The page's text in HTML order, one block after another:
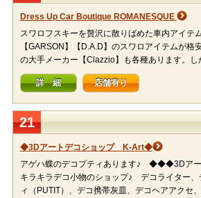
Dress Up Car Boutique ROMANESQUE
スワロフスキーを贅沢に散りばめた車内アイテ
【GARSON】【D.A.D】のスワロアイテムが格
の大手メーカー【Clazzio】も各種あります。し
詳 細 店舗有り
21
◆3Dアートデコショップ K-Art◆
アゲハ蝶のデコプティあります♪ ◆◆◆3Dアー
キラキラデコ小物のショップ♪ デコライター、
ィ（PUTIT）、デコ携帯灰皿、デコヘアアクセ